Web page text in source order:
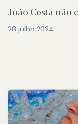
João Costa não
28 julho 2024